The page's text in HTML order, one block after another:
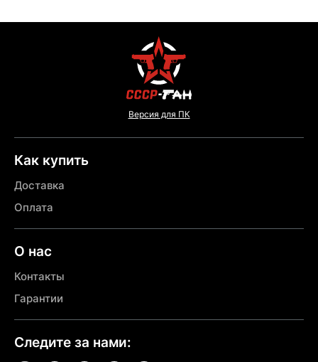
Версия для ПК
Как купить
Доставка
Оплата
О нас
Контакты
Гарантии
Следите за нами: